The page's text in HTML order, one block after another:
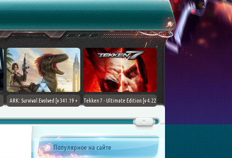
ARK: Survival Evolved [v 341.19 +
Tekken 7 - Ultimate Edition [v 4.22
Chovka
Популярное на сайте